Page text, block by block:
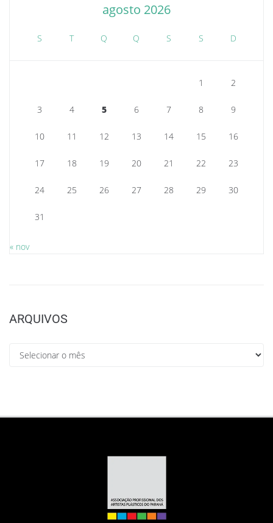
agosto 2026
S T Q Q S S D
1 2
3 4 5 6 7 8 9
10 11 12 13 14 15 16
17 18 19 20 21 22 23
24 25 26 27 28 29 30
31
« nov
ARQUIVOS